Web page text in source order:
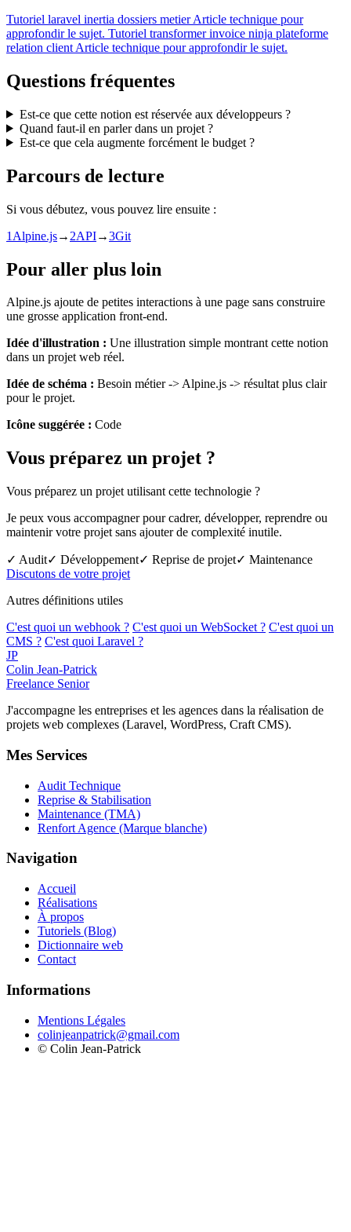
Tutoriel laravel inertia dossiers metier Article technique pour
approfondir le sujet. Tutoriel transformer invoice ninja plateforme
relation client Article technique pour approfondir le sujet.
Questions fréquentes
Est-ce que cette notion est réservée aux développeurs ?
Quand faut-il en parler dans un projet ?
Est-ce que cela augmente forcément le budget ?
Parcours de lecture
Si vous débutez, vous pouvez lire ensuite :
1 Alpine.js→ 2API→3Git
Pour aller plus loin
Alpine.js ajoute de petites interactions à une page sans construire
une grosse application front-end.
Idée d'illustration : Une illustration simple montrant cette notion
dans un projet web réel.
Idée de schéma : Besoin métier -> Alpine.js -> résultat plus clair
pour le projet.
Icône suggérée : Code
Vous préparez un projet ?
Vous préparez un projet utilisant cette technologie ?
Je peux vous accompagner pour cadrer, développer, reprendre ou
maintenir votre projet sans ajouter de complexité inutile.
✓ Audit✓ Développement✓ Reprise de projet✓ Maintenance
Discutons de votre projet
Autres définitions utiles
C'est quoi un webhook ? C'est quoi un WebSocket ? C'est quoi un
CMS ? C'est quoi Laravel ?
JP
Colin Jean-Patrick
Freelance Senior
J'accompagne les entreprises et les agences dans la réalisation de
projets web complexes (Laravel, WordPress, Craft CMS).
Mes Services
Audit Technique
Reprise & Stabilisation
Maintenance (TMA)
Renfort Agence (Marque blanche)
Navigation
Accueil
Réalisations
À propos
Tutoriels (Blog)
Dictionnaire web
Contact
Informations
Mentions Légales
colinjeanpatrick@gmail.com
© Colin Jean-Patrick